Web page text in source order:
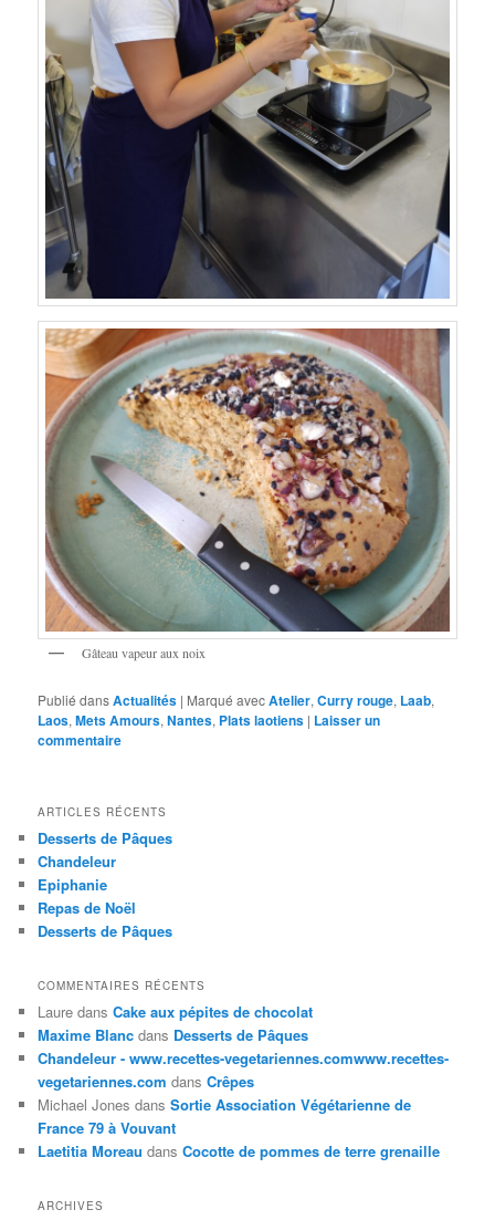
Gâteau vapeur aux noix
Publié dansActualités | Marqué avecAtelier,Curry rouge, Laab,
Laos,Mets Amours,Nantes, Plats laotiens | Laisser un
commentaire
ARTICLES RÉCENTS
Desserts de Pâques
Chandeleur
Epiphanie
Repas de Noël
Desserts de Pâques
COMMENTAIRES RÉCENTS
Laure dansCake aux pépites de chocolat
Maxime Blanc dans Desserts de Pâques
Chandeleur - www.recettes-vegetariennes.comwww.recettes-
vegetariennes.com dansCrêpes
Michael Jones dansSortie Association Végétarienne de
France 79 à Vouvant
Laetitia Moreau dansCocotte de pommes de terre grenaille
ARCHIVES